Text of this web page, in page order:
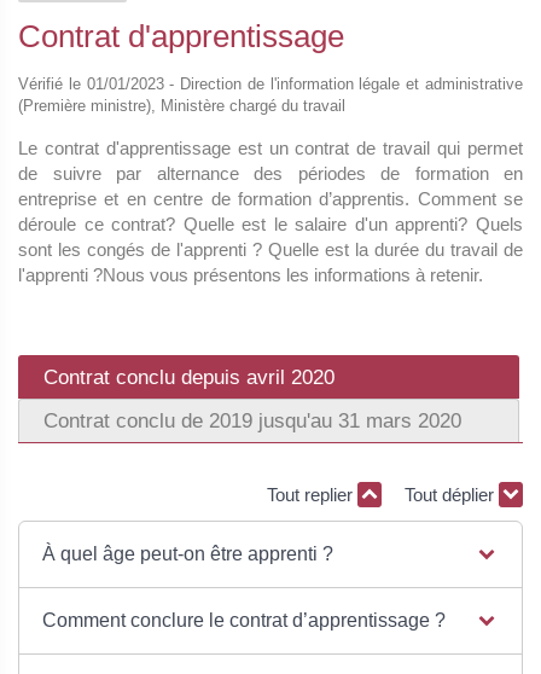
Contrat d'apprentissage
Vérifié le 01/01/2023 - Direction de l'information légale et administrative
(Première ministre), Ministère chargé du travail
Le contrat d'apprentissage est un contrat de travail qui permet
de suivre par alternance des périodes de formation en
entreprise et en centre de formation d’apprentis. Comment se
déroule ce contrat? Quelle est le salaire d'un apprenti? Quels
sont les congés de l'apprenti ? Quelle est la durée du travail de
l'apprenti ?Nous vous présentons les informations à retenir.
Contrat conclu depuis avril 2020
Contrat conclu de 2019 jusqu'au 31 mars 2020
Tout replier Tout déplier
À quel âge peut-on être apprenti ?
Comment conclure le contrat d’apprentissage ?